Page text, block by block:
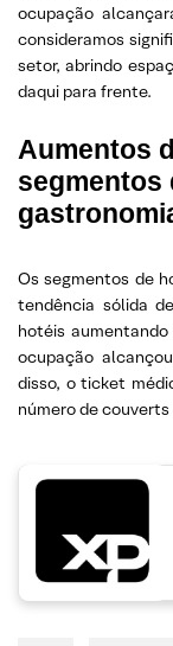
ocupação
consideramos
setor, abrindo
daqui para frente.
Aumentos
segmentos
Os segmentos de
tendência sólida
hotéis
ocupação
disso, o ticket
número de couverts